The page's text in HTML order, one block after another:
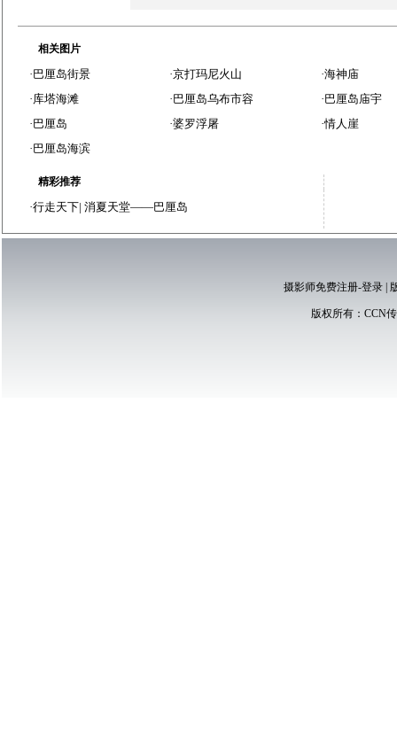
相关图片
·巴厘岛街景
·库塔海滩
·巴厘岛
·巴厘岛海滨
·京打玛尼火山
·巴厘岛乌布市容
·婆罗浮屠
·海神庙
·巴厘岛庙宇
·情人崖
精彩推荐
·行走天下| 消夏天堂——巴厘岛
摄影师免费注册-登录|
版权所有： CCN